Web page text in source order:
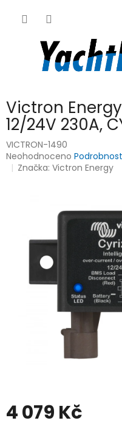
Victron
12/24V 230A,
VICTRON-1490
Průměrné
hodnocení
hvězdiček.
Neohodnoceno
Značka:Victron Energy
4 079 Kč